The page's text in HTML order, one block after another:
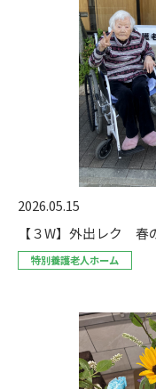
2026.05.15
【３W】外出レク
特別養護老人ホーム